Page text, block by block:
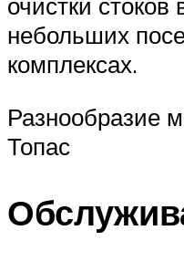
небольших
комплексах.
Разнообразие
Топас